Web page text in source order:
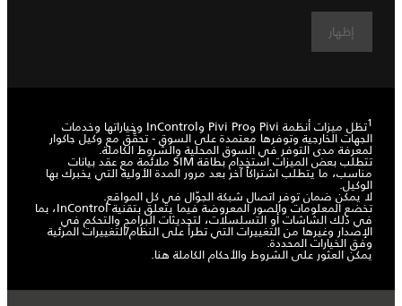
إظهار
1 تظل ميزات أنظمة Pivi وPivi Pro وInControl وخياراتها وخدمات
الجهات الخارجية وتوفرها معتمدة على السوق - تحقَّق مع وكيل جاكوار
لمعرفة مدى التوفر في السوق المحلية والشروط الكاملة.
تتطلب بعض الميزات استخدام بطاقة SIM ملائمة مع عقد بيانات
مناسب، ما يتطلب اشتراكاً آخر بعد مرور المدة الأولية التي يخبرك بها
الوكيل.
لا يمكن ضمان توفر اتصال شبكة الجوّال في كل المواقع.
تخضع المعلومات والصور المعروضة فيما يتعلق بتقنية InControl، بما
في ذلك الشاشات أو التسلسلات، لتحديثات البرامج والتحكم في
الإصدار وغيرها من التغييرات التي تطرأ على النظام/التغييرات المرئية
وفق الخيارات المحددة.
يمكن العثور على الشروط والأحكام الكاملة هنا.